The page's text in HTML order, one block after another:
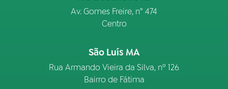
Av. Gomes Freire, n° 474
Centro
São Luís MA
Rua Armando Vieira da Silva, nº 126
Bairro de Fátima